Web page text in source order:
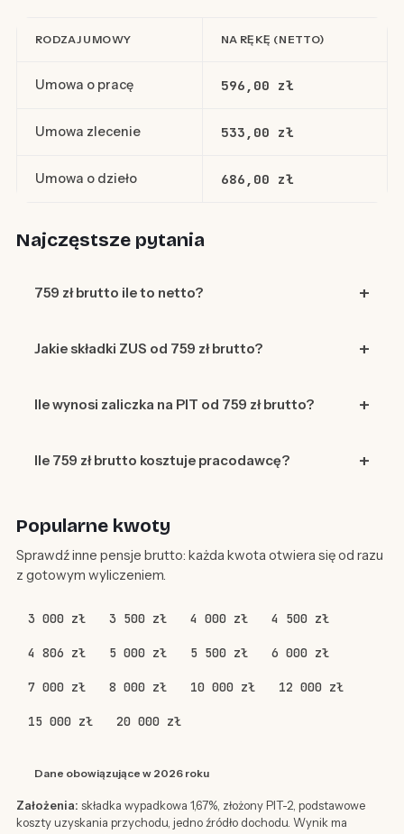
RODZAJ UMOWY NA RĘKĘ (NETTO)
Umowa o pracę 596,00 zł
Umowa zlecenie 533,00 zł
Umowa o dzieło 686,00 zł
Najczęstsze pytania
759 zł brutto ile to netto?
Jakie składki ZUS od 759 zł brutto?
Ile wynosi zaliczka na PIT od 759 zł brutto?
Ile 759 zł brutto kosztuje pracodawcę?
Popularne kwoty
Sprawdź inne pensje brutto: każda kwota otwiera się od razu
z gotowym wyliczeniem.
3 000 zł 3 500 zł 4 000 zł 4 500 zł
4 806 zł 5 000 zł 5 500 zł 6 000 zł
7 000 zł 8 000 zł 10 000 zł 12 000 zł
15 000 zł 20 000 zł
Dane obowiązujące w 2026 roku
Założenia: składka wypadkowa 1,67%, złożony PIT-2, podstawowe
koszty uzyskania przychodu, jedno źródło dochodu. Wynik ma